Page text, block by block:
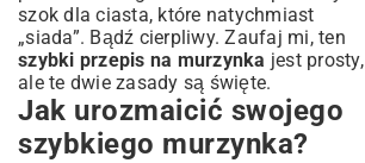
szok dla ciasta, które natychmiast
„siada”. Bądź cierpliwy. Zaufaj mi, ten
szybki przepis na murzynka jest prosty,
ale te dwie zasady są święte.
Jak urozmaicić swojego
szybkiego murzynka?